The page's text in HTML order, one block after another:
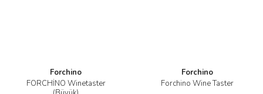
Forchino
FORCHİNO Winetaster
Forchino
Forchino Wine Taster